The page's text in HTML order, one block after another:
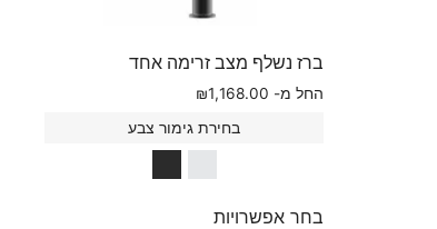
ברז נשלף מצב זרימה אחד
החל מ- ₪1,168.00
בחירת גימור צבע
בחר אפשרויות